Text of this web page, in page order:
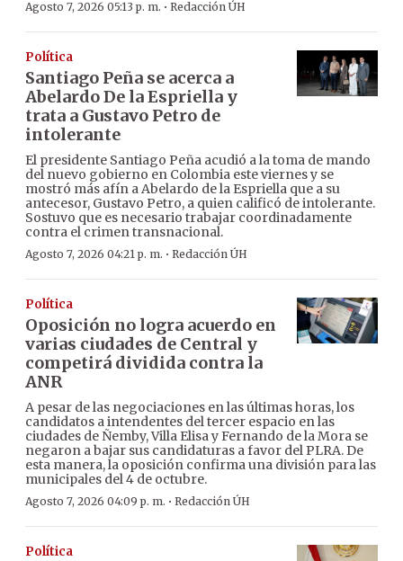
Agosto 7, 2026 05:13 p. m. · Redacción ÚH
Política
Santiago Peña se acerca a
Abelardo De la Espriella y
trata a Gustavo Petro de
intolerante
El presidente Santiago Peña acudió a la toma de mando
del nuevo gobierno en Colombia este viernes y se
mostró más afín a Abelardo de la Espriella que a su
antecesor, Gustavo Petro, a quien calificó de intolerante.
Sostuvo que es necesario trabajar coordinadamente
contra el crimen transnacional.
Agosto 7, 2026 04:21 p. m. · Redacción ÚH
Política
Oposición no logra acuerdo en
varias ciudades de Central y
competirá dividida contra la
ANR
A pesar de las negociaciones en las últimas horas, los
candidatos a intendentes del tercer espacio en las
ciudades de Ñemby, Villa Elisa y Fernando de la Mora se
negaron a bajar sus candidaturas a favor del PLRA. De
esta manera, la oposición confirma una división para las
municipales del 4 de octubre.
Agosto 7, 2026 04:09 p. m. · Redacción ÚH
Política